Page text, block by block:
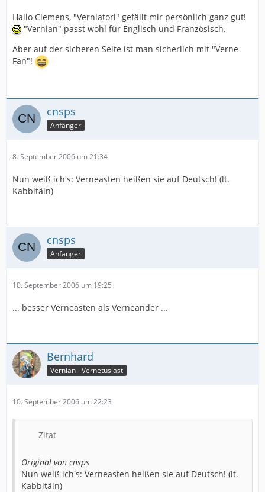
Hallo Clemens, "Verniatori" gefällt mir persönlich ganz gut!
"Vernian" passt wohl für Englisch und Französisch.
Aber auf der sicheren Seite ist man sicherlich mit "Verne-
Fan"!
cnsps
Anfänger
8. September 2006 um 21:34
Nun weiß ich's: Verneasten heißen sie auf Deutsch! (lt.
Kabbitäin)
cnsps
Anfänger
10. September 2006 um 19:25
... besser Verneasten als Verneander ...
Bernhard
Vernian - Vernetusiast
10. September 2006 um 22:23
Zitat
Original von cnsps
Nun weiß ich's: Verneasten heißen sie auf Deutsch! (lt.
Kabbitäin)